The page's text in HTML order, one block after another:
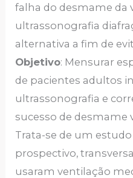
falha do desmame da
ultrassonografia
alternativa a fim de
Objetivo: Mensurar
de pacientes adultos
ultrassonografia e
sucesso de desmame
Trata-se de um
prospectivo,
usaram ventilação